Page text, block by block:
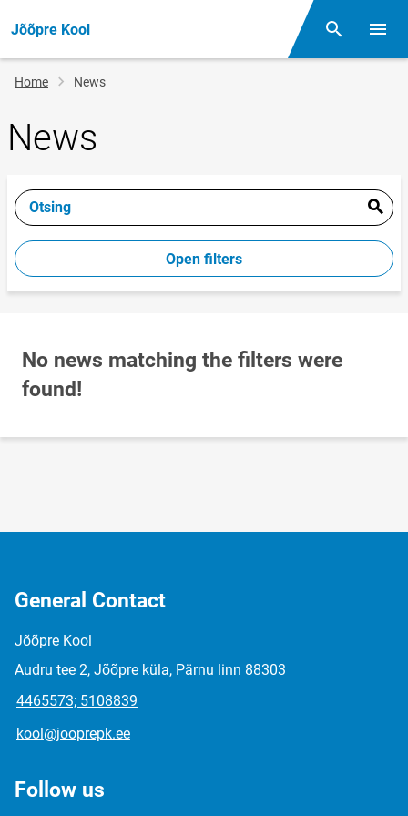
Jõõpre Kool Otsing
Breadcrumb
Home News
News
Otsing
Open filters
No news matching the filters were
found!
General Contact
Jõõpre Kool
Audru tee 2, Jõõpre küla, Pärnu linn 88303
4465573; 5108839
kool@jooprepk.ee
Follow us